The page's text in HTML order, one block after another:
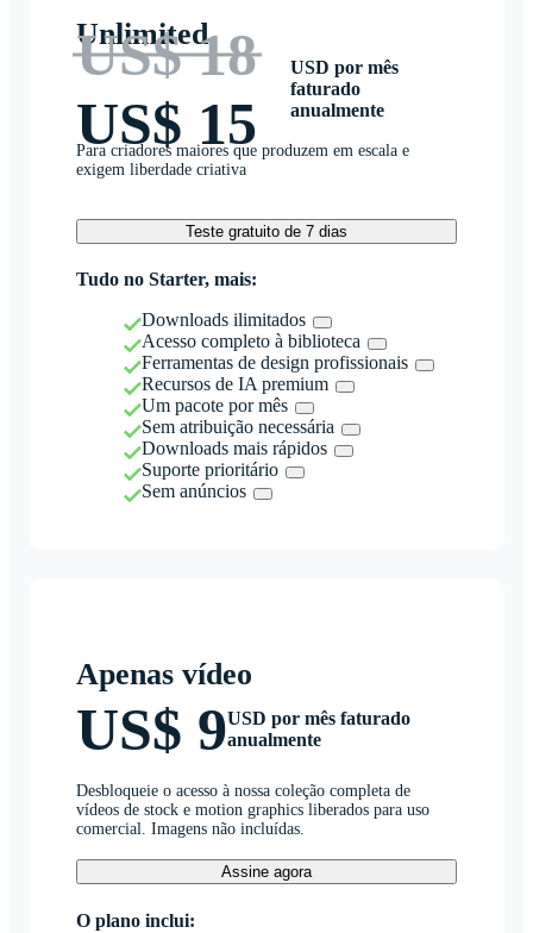
Unlimited
US$ 18
US$ 15
USD por mês
faturado
anualmente
Para criadores maiores que produzem em escala e
exigem liberdade criativa
Teste gratuito de 7 dias
Tudo no Starter, mais:
Downloads ilimitados
Acesso completo à biblioteca
Ferramentas de design profissionais
Recursos de IA premium
Um pacote por mês
Sem atribuição necessária
Downloads mais rápidos
Suporte prioritário
Sem anúncios
Apenas vídeo
US$ 9USD por mês faturado
anualmente
Desbloqueie o acesso à nossa coleção completa de
vídeos de stock e motion graphics liberados para uso
comercial. Imagens não incluídas.
Assine agora
O plano inclui: